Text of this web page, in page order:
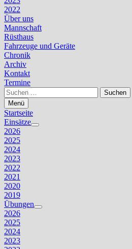
2022
Über uns
Mannschaft
Rüsthaus
Fahrzeuge und Geräte
Chronik
Archiv
Kontakt
Termine
Suchen
nach:
Menü
Startseite
Einsätze
Untermenü
2026
2025
2024
2023
2022
2021
2020
2019
Übungen
Untermenü
2026
2025
2024
2023